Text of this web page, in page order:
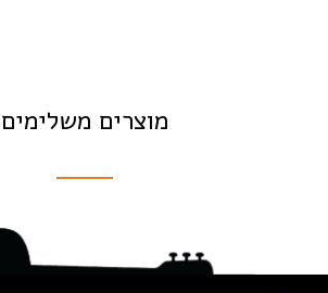
מוצרים משלימים